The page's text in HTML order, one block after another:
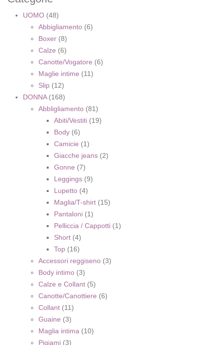
UOMO (48)
Abbigliamento (6)
Boxer (8)
Calze (6)
Canotte/Vogatore (6)
Maglie intime (11)
Slip (12)
DONNA (168)
Abbligliamento (81)
Abiti/Vestiti (19)
Body (6)
Camicie (1)
Giacche jeans (2)
Gonne (7)
Leggings (9)
Lupetto (4)
Maglia/T-shirt (15)
Pantaloni (1)
Pelliccia / Cappotti (1)
Short (4)
Top (16)
Accessori reggiseno (3)
Body intimo (3)
Calze e Collant (5)
Canotte/Canottiere (6)
Collant (11)
Guaine (3)
Maglia intima (10)
Pigiami (3)